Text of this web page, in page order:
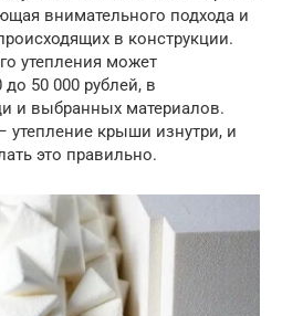
внимательного подхода и
в конструкции.
утепления может
до 50 000 рублей, в
и выбранных материалов.
утепление крыши изнутри, и
это правильно.